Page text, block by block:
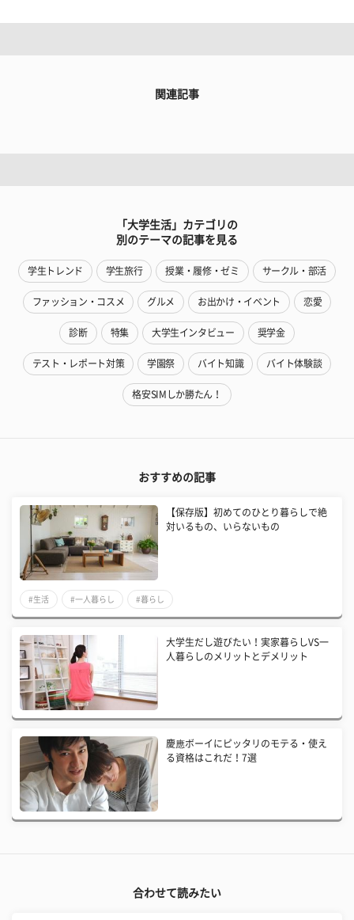
関連記事
「大学生活」カテゴリの
別のテーマの記事を見る
学生トレンド 学生旅行 授業・履修・ゼミ サークル・部活
ファッション・コスメ グルメ お出かけ・イベント 恋愛
診断 特集 大学生インタビュー 奨学金
テスト・レポート対策 学園祭 バイト知識 バイト体験談
格安SIMしか勝たん！
おすすめの記事
【保存版】初めてのひとり暮らしで絶
対いるもの、いらないもの
#生活 #一人暮らし #暮らし
大学生だし遊びたい！実家暮らしVS一
人暮らしのメリットとデメリット
慶應ボーイにピッタリのモテる・使え
る資格はこれだ！7選
合わせて読みたい